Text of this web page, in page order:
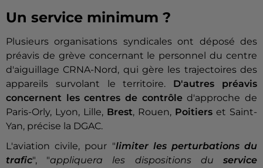
Un service minimum ?
Plusieurs organisations syndicales ont déposé des
préavis de grève concernant le personnel du centre
d'aiguillage CRNA-Nord, qui gère les trajectoires des
appareils survolant le territoire. D'autres préavis
concernent les centres de contrôled'approche de
Paris-Orly, Lyon, Lille, Brest, Rouen, Poitiers et Saint-
Yan, précise la DGAC.
L'aviation civile, pour "limiter les perturbations du
trafic", "appliquera les dispositions duservice